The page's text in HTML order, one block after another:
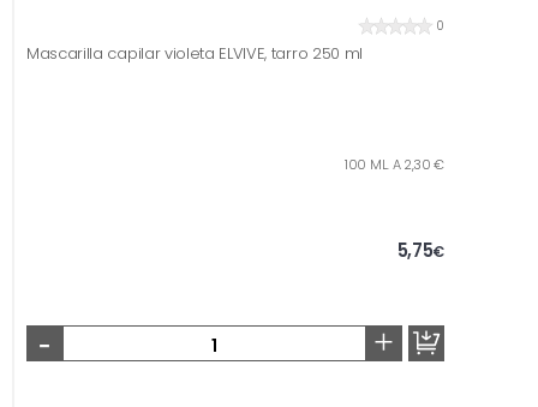
0
Mascarilla capilar violeta ELVIVE, tarro 250 ml
100 ML. A 2,30 €
5,75€
- +